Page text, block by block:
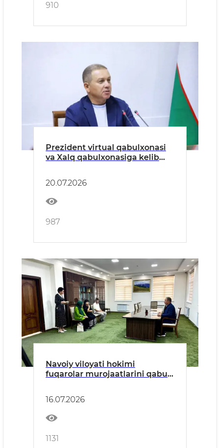
910
Prezident virtual qabulxonasi
va Xalq qabulxonasiga kelib
20.07.2026
987
Navoiy viloyati hokimi
fuqarolar murojaatlarini qabul
16.07.2026
1131